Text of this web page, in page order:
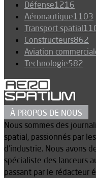
Défense1216
Aéronautique1103
Transport spatial
Constructeurs862
Aviation
Technologie582
À PROPOS DE NOUS
Nous sommes des
spatial, passionnés par
d’industrie. Nous avons
spécialiste des lanceurs
passant par le rédacteur